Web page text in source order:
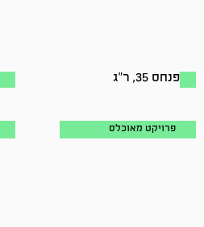
פנחס 35, ר"ג
פרויקט מאוכלס